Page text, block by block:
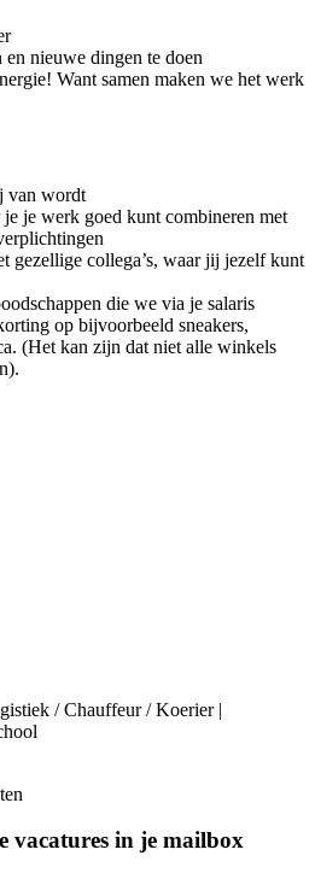
en nieuwe dingen te doen
Want samen maken we het werk
van wordt
je werk goed kunt combineren met
gezellige collega’s, waar jij jezelf kunt
die we via je salaris
op bijvoorbeeld sneakers,
(Het kan zijn dat niet alle winkels
/ Chauffeur / Koerier |
vacatures in je mailbox